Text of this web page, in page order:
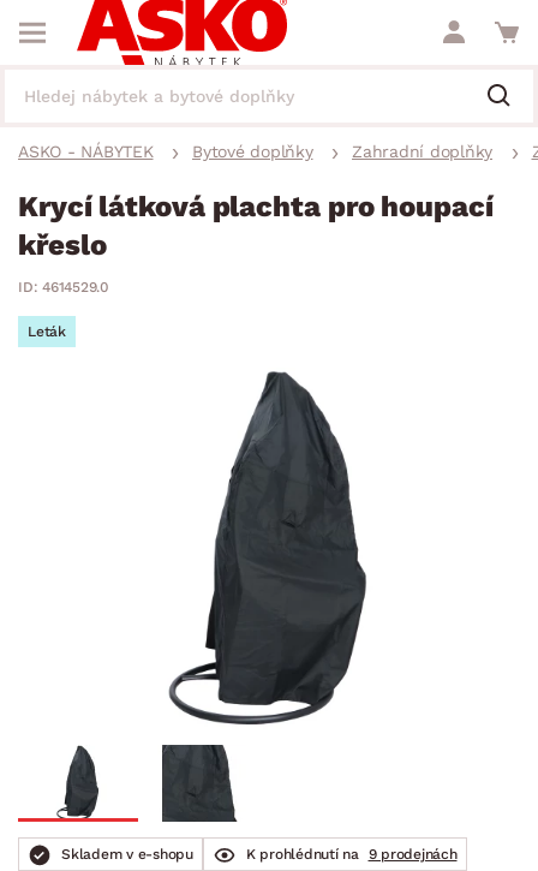
ASKO - NÁBYTEK Bytové doplňky Zahradní doplňky
Krycí látková plachta pro houpací
křeslo
ID: 4614529.0
Leták
Skladem v e-shopu K prohlédnutí na
9 prodejnách